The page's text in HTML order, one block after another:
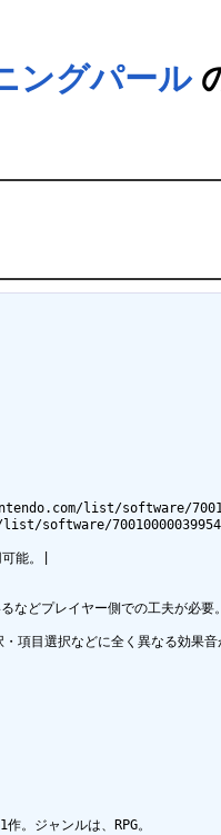
ングパール
list/software/
list/software/
能。|
などプレイヤー側での工夫が必要。
項目選択などに全く異なる効果音
。ジャンルは、RPG。